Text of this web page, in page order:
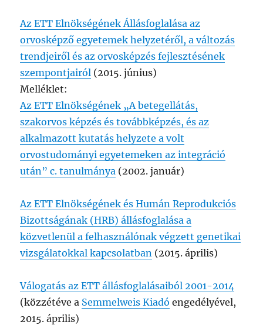
Az ETT Elnökségének Állásfoglalása az
orvosképző egyetemek helyzetéről, a változás
trendjeiről és az orvosképzés fejlesztésének
szempontjairól (2015. június)
Melléklet:
Az ETT Elnökségének „A betegellátás,
szakorvos képzés és továbbképzés, és az
alkalmazott kutatás helyzete a volt
orvostudományi egyetemeken az integráció
után” c. tanulmánya (2002. január)
Az ETT Elnökségének és Humán Reprodukciós
Bizottságának (HRB) állásfoglalása a
közvetlenül a felhasználónak végzett genetikai
vizsgálatokkal kapcsolatban (2015. április)
Válogatás az ETT állásfoglalásaiból 2001-2014
(közzétéve a Semmelweis Kiadó engedélyével,
2015. április)